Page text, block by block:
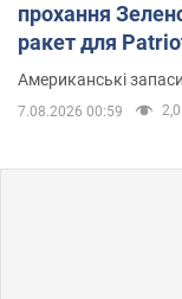
прохання
ракет для
Американські
7.08.2026 00:59